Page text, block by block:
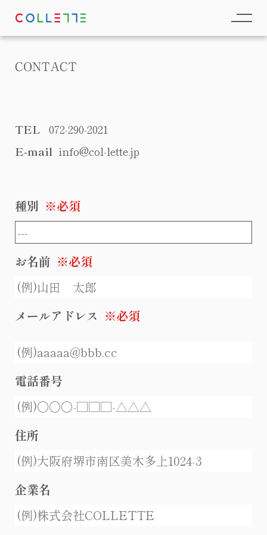
CONTACT
TEL 072-290-2021
E-mail info@col-lette.jp
種別 ※必須
お名前 ※必須
メールアドレス ※必須
電話番号
住所
企業名